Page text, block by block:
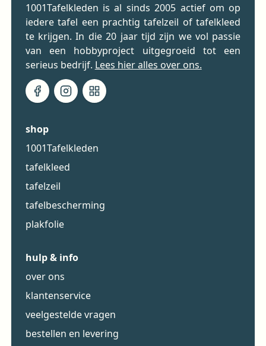
1001Tafelkleden is al sinds 2005 actief om op
iedere tafel een prachtig tafelzeil of tafelkleed
te krijgen. In die 20 jaar tijd zijn we vol passie
van een hobbyproject uitgegroeid tot een
serieus bedrijf. Lees hier alles over ons.
shop
1001Tafelkleden
tafelkleed
tafelzeil
tafelbescherming
plakfolie
hulp & info
over ons
klantenservice
veelgestelde vragen
bestellen en levering